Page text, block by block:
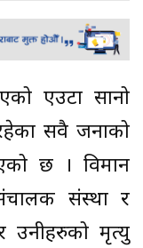
एउटा सानो
सवै जनाको
छ । विमान
संस्था र
उनीहरुको मृत्यु